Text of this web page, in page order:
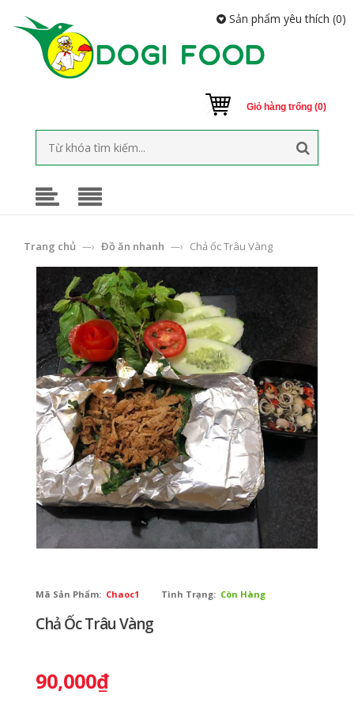
Giỏ hàng trống (0)
Sản phẩm yêu thích (0)
Trang chủ —› Đồ ăn nhanh —› Chả ốc Trâu Vàng
Mã Sản Phẩm: Chaoc1 Tình Trạng: Còn Hàng
Chả Ốc Trâu Vàng
90,000₫